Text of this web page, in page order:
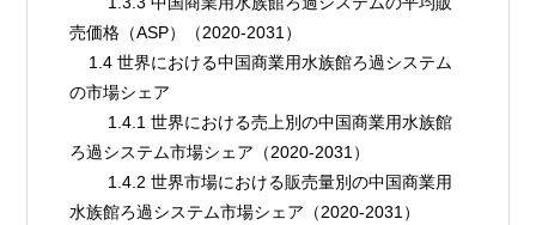
売価格（ASP）（2020-2031）
の市場シェア
ろ過システム市場シェア（2020-2031）
水族館ろ過システム市場シェア（2020-2031）